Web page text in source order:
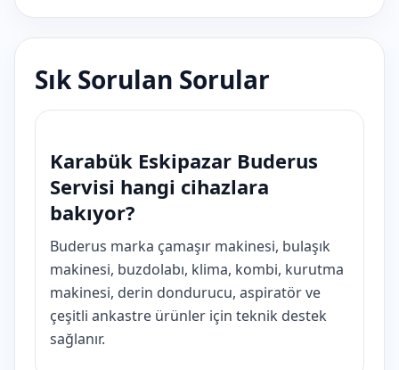
Sık Sorulan Sorular
Karabük Eskipazar Buderus
Servisi hangi cihazlara
bakıyor?
Buderus marka çamaşır makinesi, bulaşık
makinesi, buzdolabı, klima, kombi, kurutma
makinesi, derin dondurucu, aspiratör ve
çeşitli ankastre ürünler için teknik destek
sağlanır.